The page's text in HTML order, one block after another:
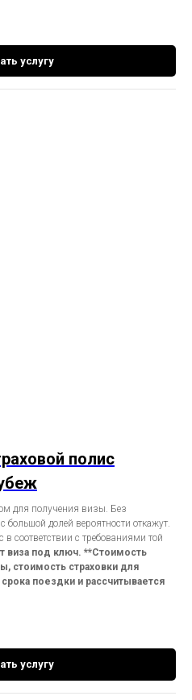
услугу
полис
для получения визы. Без
большой долей вероятности откажут.
соответствии с требованиями той
виза под ключ. **Стоимость
стоимость страховки для
поездки и рассчитывается
услугу